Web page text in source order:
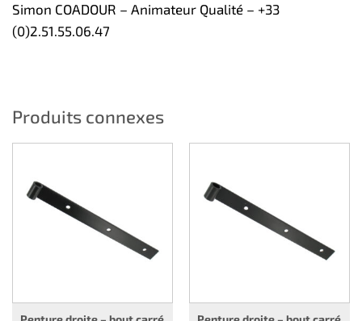
Simon COADOUR – Animateur Qualité – +33
(0)2.51.55.06.47
Produits connexes